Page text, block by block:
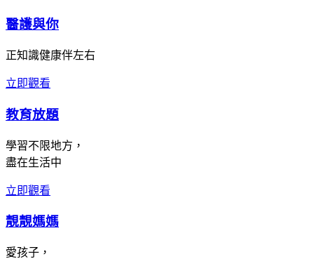
醫護與你
正知識健康伴左右
立即觀看
教育放題
學習不限地方，
盡在生活中
立即觀看
靚靚媽媽
愛孩子，